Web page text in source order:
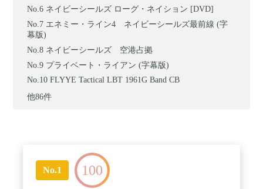
ネイビーシールズ ローグ・ネイション [DVD]
エネミー・ライン4 ネイビーシールズ最前線 (字
幕版)
ネイビーシールズ 空港占拠
プライベート・ライアン (字幕版)
FLYYE Tactical LBT 1961G Band CB
他86件
No.1 100